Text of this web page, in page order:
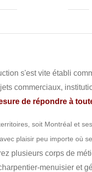
s'est vite établi
commerciaux,
de répondre à
soit Montréal et
plaisir peu importe où
plusieurs corps de
menuisier et